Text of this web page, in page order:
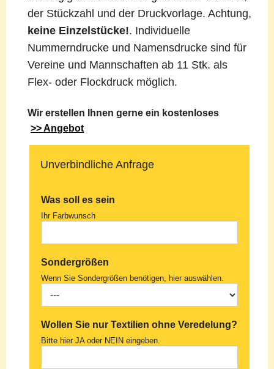
der Stückzahl und der Druckvorlage. Achtung,
keine Einzelstücke!. Individuelle
Nummerndrucke und Namensdrucke sind für
Vereine und Mannschaften ab 11 Stk. als
Flex- oder Flockdruck möglich.
Wir erstellen Ihnen gerne ein kostenloses
>> Angebot
Unverbindliche Anfrage
Was soll es sein
Ihr Farbwunsch
Sondergrößen
Wenn Sie Sondergrößen benötigen, hier auswählen.
Wollen Sie nur Textilien ohne Veredelung?
Bitte hier JA oder NEIN eingeben.